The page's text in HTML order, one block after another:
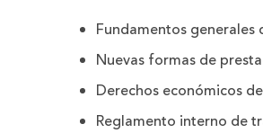
Fundamentos
Nuevas formas de
Derechos económicos
Reglamento interno de